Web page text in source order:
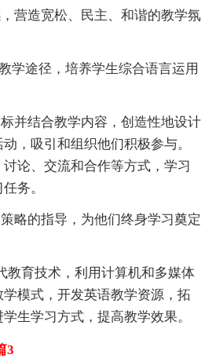
营造宽松、民主、和谐的教学氛
学途径，培养学生综合语言运用
并结合教学内容，创造性地设计
，吸引和组织他们积极参与。
论、交流和合作等方式，学习
务。
略的指导，为他们终身学习奠定
教育技术，利用计算机和多媒体
模式，开发英语教学资源，拓
生学习方式，提高教学效果。
3